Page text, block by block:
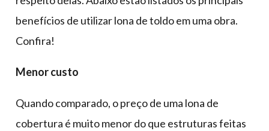
benefícios de utilizar lona de toldo em uma obra.
Confira!
Menor custo
Quando comparado, o preço de uma lona de
cobertura é muito menor do que estruturas feitas